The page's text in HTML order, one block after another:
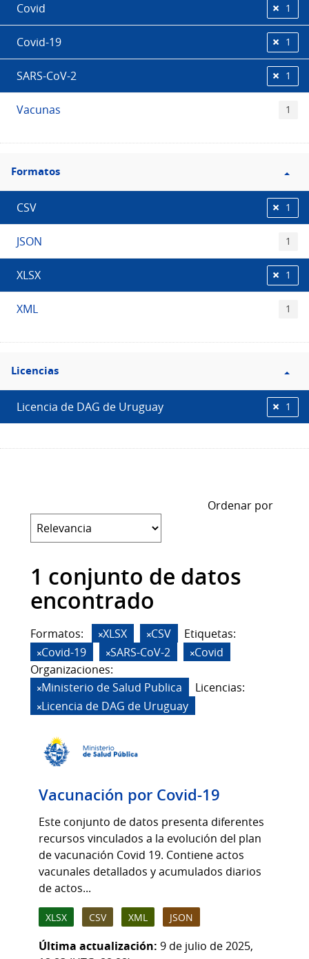
Covid 1
Covid-19 1
SARS-CoV-2 1
Vacunas 1
Filtro
Formatos
Formatos
CSV 1
JSON 1
XLSX 1
XML 1
Filtro
Licencias
Licencias
Licencia de DAG de Uruguay 1
Ordenar por
1 conjunto de datos
encontrado
Formatos: XLSX CSV
Etiquetas:
Covid-19
SARS-CoV-2
Covid
Organizaciones:
Ministerio de Salud Publica
Licencias:
Licencia de DAG de Uruguay
Vacunación por Covid-19
Este conjunto de datos presenta diferentes
recursos vinculados a la evolución del plan
de vacunación Covid 19. Contiene actos
vacunales detallados y acumulados diarios
de actos...
XLSX CSV XML JSON
Última actualización: 9 de julio de 2025,